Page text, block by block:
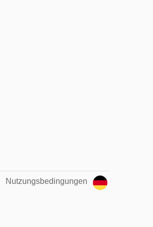
Nutzungsbedingungen